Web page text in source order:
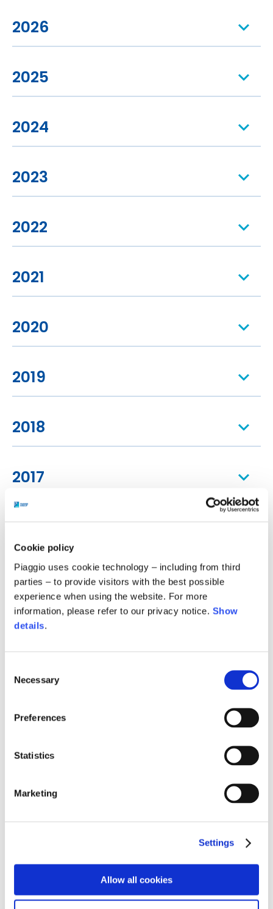
Cookie policy
Piaggio uses cookie technology – including from third
parties – to provide visitors with the best possible
experience when using the website. For more
information, please refer to our privacy notice. Show
details.
Selection
Necessary
Preferences
Statistics
Marketing
Settings
Allow all cookies
2026
2025
2024
2023
2022
2021
2020
2019
2018
2017
2015
2014
2013
2012